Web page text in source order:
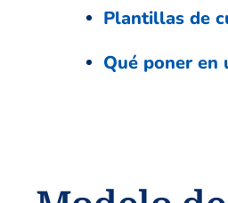
Plantillas de
Qué poner en